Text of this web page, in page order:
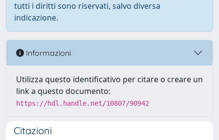
tutti i diritti sono riservati, salvo diversa
indicazione.
Informazioni
Utilizza questo identificativo per citare o creare un
link a questo documento:
https://hdl.handle.net/10807/90942
Citazioni